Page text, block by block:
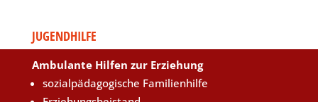
JUGENDHILFE
Ambulante Hilfen zur Erziehung
sozialpädagogische Familienhilfe